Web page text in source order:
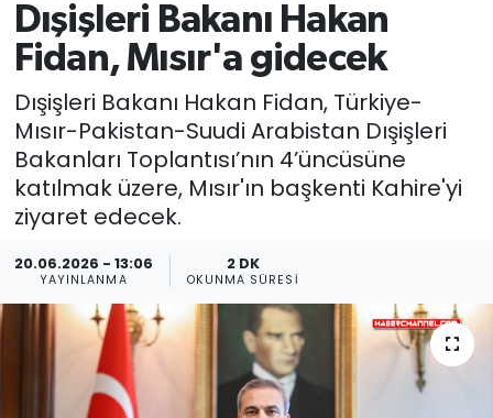
Dışişleri Bakanı Hakan
Fidan, Mısır'a gidecek
Dışişleri Bakanı Hakan Fidan, Türkiye-
Mısır-Pakistan-Suudi Arabistan Dışişleri
Bakanları Toplantısı’nın 4’üncüsüne
katılmak üzere, Mısır'ın başkenti Kahire'yi
ziyaret edecek.
20.06.2026 - 13:06
YAYINLANMA
2 DK
OKUNMA SÜRESI
SİYASET
MAGAZİN
Son Dakika Haberleri
Haber Arşivi